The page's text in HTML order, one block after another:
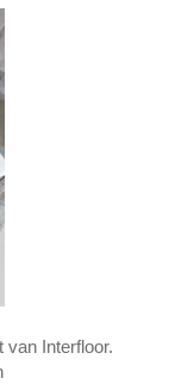
van Interfloor.